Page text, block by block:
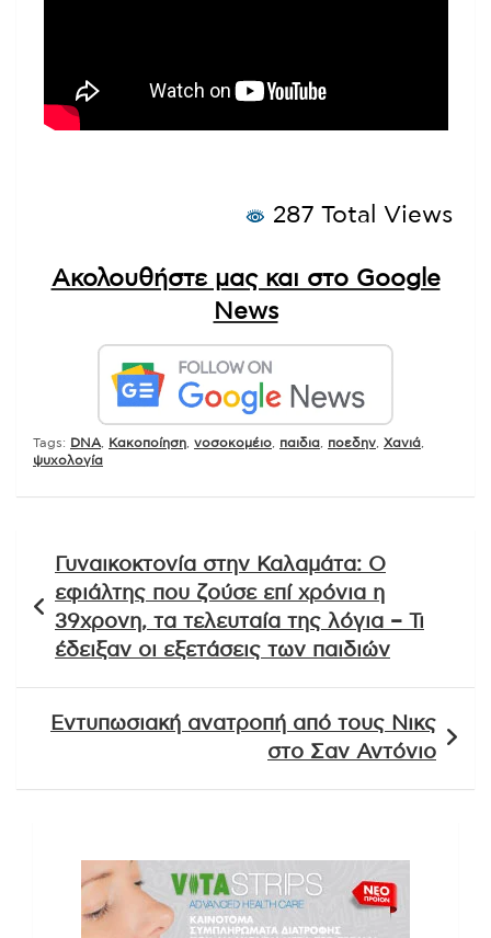
287 Total Views
Ακολουθήστε μας και στο Google
News
Tags: DNA Κακοποίηση νοσοκομέιο παιδια ποεδην Χανιά
ψυχολογία
άρθρων
Γυναικοκτονία στην Καλαμάτα: Ο
εφιάλτης που ζούσε επί χρόνια η
39χρονη, τα τελευταία της λόγια – Τι
έδειξαν οι εξετάσεις των παιδιών
Εντυπωσιακή ανατροπή από τους Νικς
στο Σαν Αντόνιο